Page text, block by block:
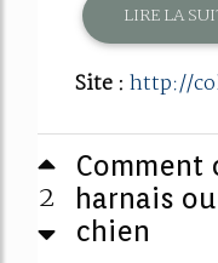
LIRE LA
Site : http://
2
harnais
chien